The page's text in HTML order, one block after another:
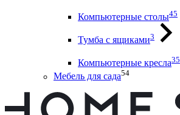
Компьютерные столы45
Тумба с ящиками3
Компьютерные кресла35
Мебель для сада54